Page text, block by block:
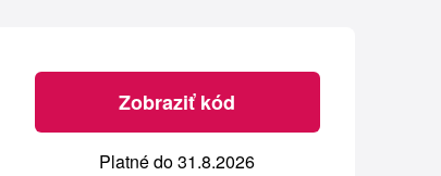
Zobraziť kód
Platné do 31.8.2026